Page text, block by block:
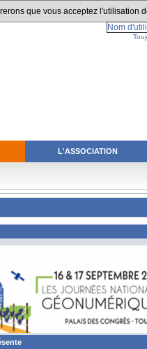
que vous acceptez l'utilisation
L'ASSOCIATION